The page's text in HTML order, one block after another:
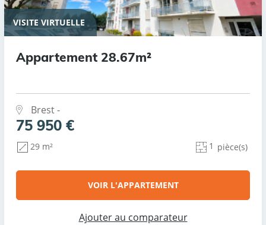
VISITE VIRTUELLE
Appartement 28.67m²
Brest -
75 950 €
29 m² 1 pièce(s)
VOIR L'APPARTEMENT
Ajouter au comparateur